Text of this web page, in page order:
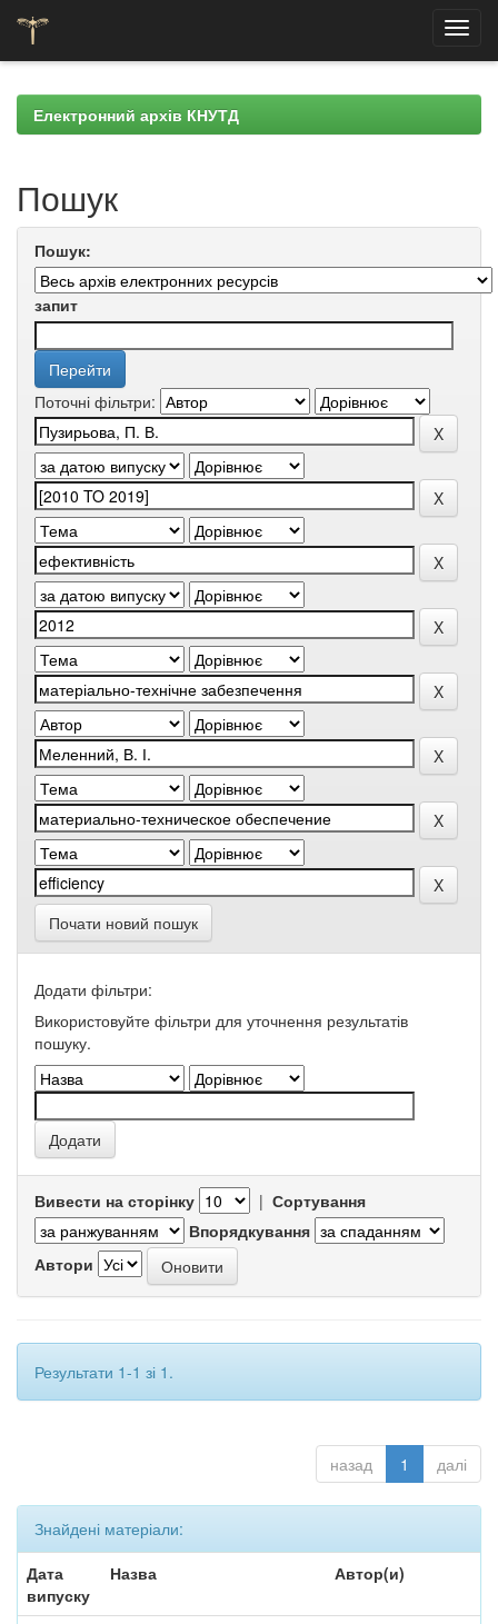
navigationЕлектронний архів КНУТД
Пошук
Пошук:
запит
Поточні фільтри:
Почати новий пошук
Додати фільтри:
Використовуйте фільтри для уточнення результатів
пошуку.
Вивести на сторінку | Сортування
Впорядкування
Автори
Результати 1-1 зі 1.
назад 1 далі
Знайдені матеріали:
Дата
випуску
Назва Автор(и)